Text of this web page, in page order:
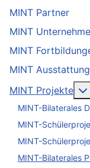
MINT Partner
MINT
MINT
MINT Ausstattung
MINT Projekte
MINT-Bilaterales
MINT-
MINT-
MINT-Bilaterales